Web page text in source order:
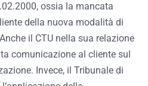
ossia la mancata
della nuova modalità di
il CTU nella sua relazione
comunicazione al cliente sul
Invece, il Tribunale di